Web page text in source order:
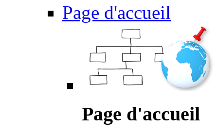
Page d'accueil
Page d'accueil